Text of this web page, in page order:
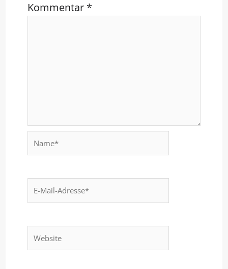
Kommentar *
Name*
E-
Mail-
Website